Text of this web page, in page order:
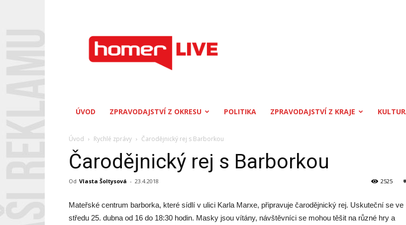
Homerlive
ÚVOD ZPRAVODAJSTVÍ Z OKRESU POLITIKA ZPRAVODAJSTVÍ Z KRAJE
Úvod Rychlé zprávy Čarodějnický rej s Barborkou
Čarodějnický rej s Barborkou
Od Vlasta Šoltysová - 23.4.2018 2525
Mateřské centrum barborka, které sídlí v ulici Karla Marxe, připravuje čarodějnický rej. Uskuteční se ve
středu 25. dubna od 16 do 18:30 hodin. Masky jsou vítány, návštěvníci se mohou těšit na různé hry a